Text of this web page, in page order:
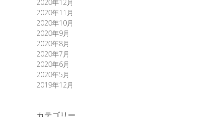
2020年12月
2020年11月
2020年10月
2020年9月
2020年8月
2020年7月
2020年6月
2020年5月
2019年12月